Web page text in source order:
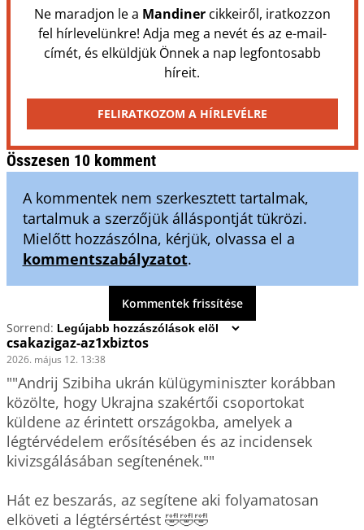
Ne maradjon le a Mandinercikkeiről, iratkozzon
fel hírlevelünkre! Adja meg a nevét és az e-mail-
címét, és elküldjük Önnek a nap legfontosabb
híreit.
FELIRATKOZOM A HÍRLEVÉLRE
Összesen 10 komment
A kommentek nem szerkesztett tartalmak,
tartalmuk a szerzőjük álláspontját tükrözi.
Mielőtt hozzászólna, kérjük, olvassa el a
kommentszabályzatot.
Kommentek frissítése
Sorrend:
csakazigaz-az1xbiztos
2026. május 12. 13:38
""Andrij Szibiha ukrán külügyminiszter korábban
közölte, hogy Ukrajna szakértői csoportokat
küldene az érintett országokba, amelyek a
légtérvédelem erősítésében és az incidensek
kivizsgálásában segítenének.""
Hát ez beszarás, az segítene aki folyamatosan
elköveti a légtérsértést 🤣🤣🤣